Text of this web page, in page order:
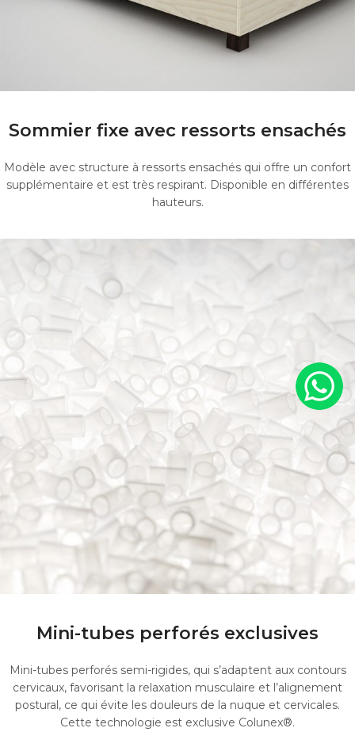
Sommier fixe avec ressorts ensachés
Modèle avec structure à ressorts ensachés qui offre un confort
supplémentaire et est très respirant. Disponible en différentes
hauteurs.
Mini-tubes perforés exclusives
Mini-tubes perforés semi-rigides, qui s’adaptent aux contours
cervicaux, favorisant la relaxation musculaire et l’alignement
postural, ce qui évite les douleurs de la nuque et cervicales.
Cette technologie est exclusive Colunex®.